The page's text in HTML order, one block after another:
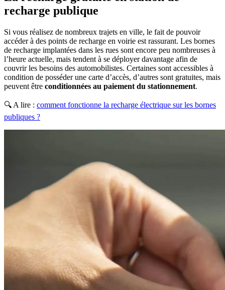
recharge publique
Si vous réalisez de nombreux trajets en ville, le fait de pouvoir
accéder à des points de recharge en voirie est rassurant. Les bornes
de recharge implantées dans les rues sont encore peu nombreuses à
l’heure actuelle, mais tendent à se déployer davantage afin de
couvrir les besoins des automobilistes. Certaines sont accessibles à
condition de posséder une carte d’accès, d’autres sont gratuites, mais
peuvent être conditionnées au paiement du stationnement.
🔍 A lire : comment fonctionne la recharge électrique sur les bornes
publiques​ ?